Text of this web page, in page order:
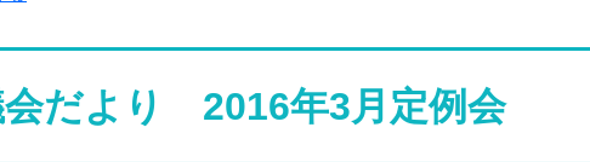
だより 2016年3月定例会